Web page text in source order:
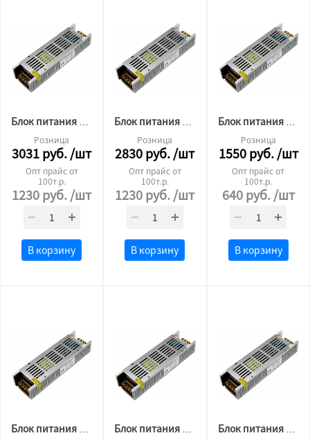
Блок питания для светодиодной ленты Premium12v 300W ip20
Розница
3031руб./шт
Опт прайс от
100т.р.
1230руб./шт
В корзину
Блок питания для светодиодной ленты Premium 24v 300W ip20
Розница
2830руб./шт
Опт прайс от
100т.р.
1230руб./шт
В корзину
Блок питания для светодиодной ленты Premium 24v 100W ip20
Розница
1550руб./шт
Опт прайс от
100т.р.
640руб./шт
В корзину
Блок питания для светодиодной ленты Premium 24v 250W ip20 Блок питания для светодиодной ленты Premium 24v 200W ip20 Блок питания для светодиодной ленты Premium 24v 150W ip20